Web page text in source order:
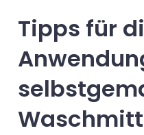
Tipps für